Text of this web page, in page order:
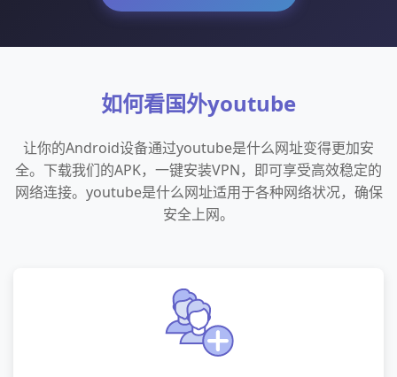
如何看国外youtube
让你的Android设备通过youtube是什么网址变得更加安
全。下载我们的APK，一键安装VPN，即可享受高效稳定的
网络连接。youtube是什么网址适用于各种网络状况，确保
安全上网。